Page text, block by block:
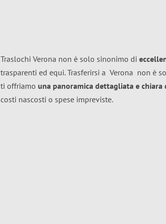
Traslochi Verona non è solo sinonimo di
trasparenti ed equi. Trasferirsi a Verona non è
ti offriamo una panoramica dettagliata e chiara
costi nascosti o spese impreviste.